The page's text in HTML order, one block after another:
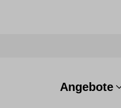
Angebote